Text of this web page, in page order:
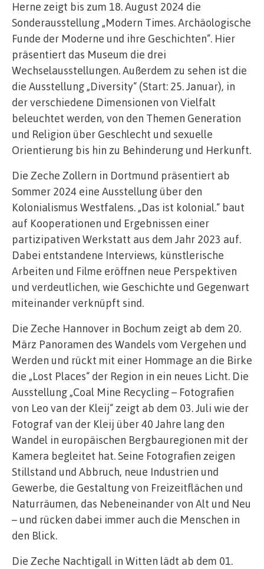
Herne zeigt bis zum 18. August 2024 die
Sonderausstellung „Modern Times. Archäologische
Funde der Moderne und ihre Geschichten“. Hier
präsentiert das Museum die drei
Wechselausstellungen. Außerdem zu sehen ist die
die Ausstellung „Diversity“ (Start: 25. Januar), in
der verschiedene Dimensionen von Vielfalt
beleuchtet werden, von den Themen Generation
und Religion über Geschlecht und sexuelle
Orientierung bis hin zu Behinderung und Herkunft.
Die Zeche Zollern in Dortmund präsentiert ab
Sommer 2024 eine Ausstellung über den
Kolonialismus Westfalens. „Das ist kolonial.“ baut
auf Kooperationen und Ergebnissen einer
partizipativen Werkstatt aus dem Jahr 2023 auf.
Dabei entstandene Interviews, künstlerische
Arbeiten und Filme eröffnen neue Perspektiven
und verdeutlichen, wie Geschichte und Gegenwart
miteinander verknüpft sind.
Die Zeche Hannover in Bochum zeigt ab dem 20.
März Panoramen des Wandels vom Vergehen und
Werden und rückt mit einer Hommage an die Birke
die „Lost Places“ der Region in ein neues Licht. Die
Ausstellung „Coal Mine Recycling – Fotografien
von Leo van der Kleij“ zeigt ab dem 03. Juli wie der
Fotograf van der Kleij über 40 Jahre lang den
Wandel in europäischen Bergbauregionen mit der
Kamera begleitet hat. Seine Fotografien zeigen
Stillstand und Abbruch, neue Industrien und
Gewerbe, die Gestaltung von Freizeitflächen und
Naturräumen, das Nebeneinander von Alt und Neu
– und rücken dabei immer auch die Menschen in
den Blick.
Die Zeche Nachtigall in Witten lädt ab dem 01.